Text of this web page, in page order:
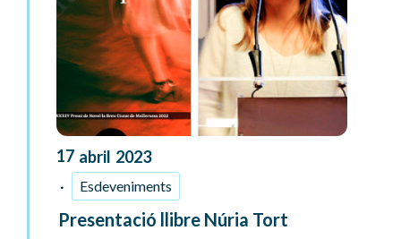
17 abril 2023
Esdeveniments
Presentació llibre Núria Tort